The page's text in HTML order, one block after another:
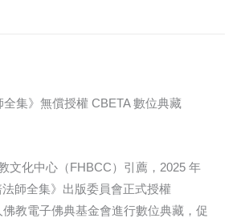
集》無償授權 CBETA 數位典藏
文化中心（FHBCC）引薦，2025 年
師全集》出版委員會正式授權
教電子佛典基金會進行數位典藏，促